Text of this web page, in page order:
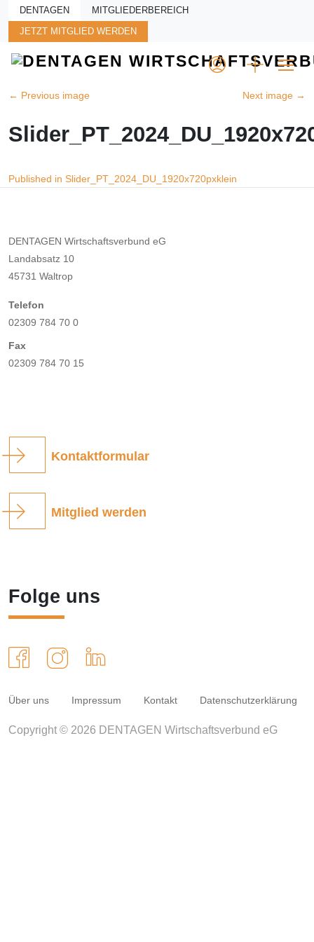
Skip to main content
DENTAGEN MITGLIEDERBEREICH
JETZT MITGLIED WERDEN
← Previous image Next image →
Beitragsnavigation
Published in Slider_PT_2024_DU_1920x720pxklein
DENTAGEN Wirtschaftsverbund eG
Landabsatz 10
45731 Waltrop
Telefon
02309 784 70 0
Fax
02309 784 70 15
Kontaktformular
Mitglied werden
Folge uns
Über uns Impressum Kontakt Datenschutzerklärung
Copyright © 2026 DENTAGEN Wirtschaftsverbund eG